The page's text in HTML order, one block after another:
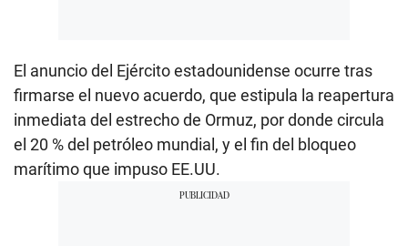
El anuncio del Ejército estadounidense ocurre tras
firmarse el nuevo acuerdo, que estipula la reapertura
inmediata del estrecho de Ormuz, por donde circula
el 20 % del petróleo mundial, y el fin del bloqueo
marítimo que impuso EE.UU.